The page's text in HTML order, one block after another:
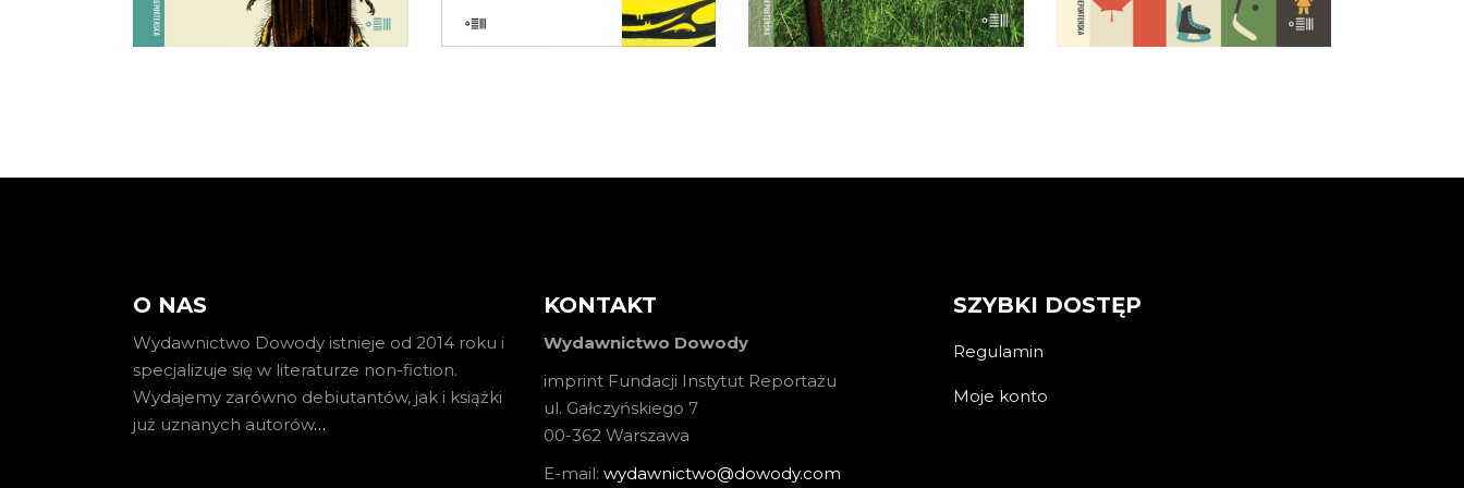
KOSZYKA
KOSZYKA
O NAS
Wydawnictwo Dowody istnieje od 2014 roku i
specjalizuje się w literaturze non-fiction.
Wydajemy zarówno debiutantów, jak i książki
już uznanych autorów…
KONTAKT
Wydawnictwo Dowody
imprint Fundacji Instytut Reportażu
ul. Gałczyńskiego 7
00-362 Warszawa
E-mail: wydawnictwo@dowody.com
SZYBKI DOSTĘP
Regulamin
Moje konto